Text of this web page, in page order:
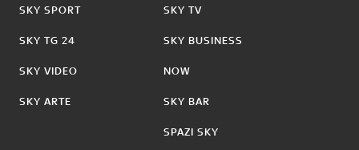
SKY SPORT
SKY TG 24
SKY VIDEO
SKY ARTE
SKY TV
SKY BUSINESS
NOW
SKY BAR
SPAZI SKY